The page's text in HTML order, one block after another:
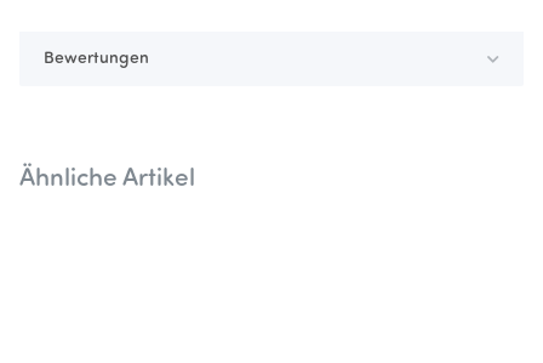
Bewertungen
Ähnliche Artikel